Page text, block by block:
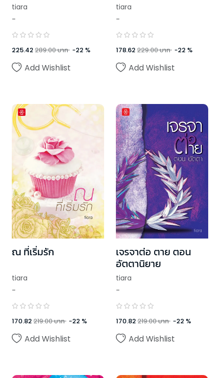
tiara
-
225.42 289.00บาท -22 %
Add Wishlist
tiara
-
178.62 229.00บาท -22 %
Add Wishlist
ณ ที่เริ่มรัก
tiara
-
170.82 219.00บาท -22 %
Add Wishlist
เจรจาต่อ ตาย ตอน
อัตตานิยาย
tiara
-
170.82 219.00บาท -22 %
Add Wishlist